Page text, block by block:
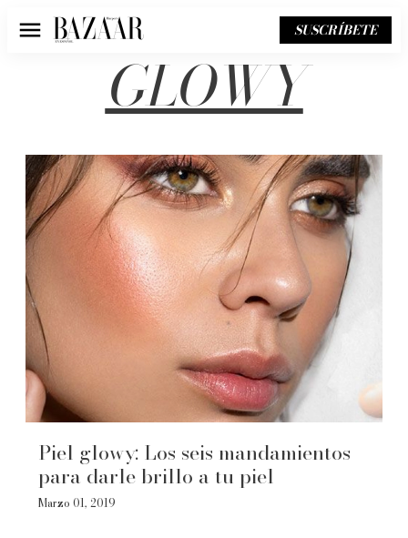
Menú SUSCRÍBETE
GLOWY
Piel glowy: Los seis mandamientos
para darle brillo a tu piel
Marzo 01, 2019